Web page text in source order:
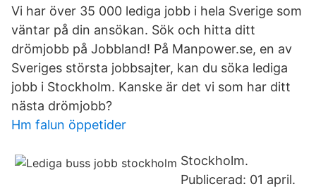
Vi har över 35 000 lediga jobb i hela Sverige som
väntar på din ansökan. Sök och hitta ditt
drömjobb på Jobbland! På Manpower.se, en av
Sveriges största jobbsajter, kan du söka lediga
jobb i Stockholm. Kanske är det vi som har ditt
nästa drömjobb?
Hm falun öppetider
Stockholm.
Publicerad: 01 april.